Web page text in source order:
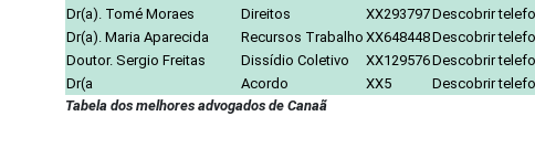
Dr(a). Tomé Moraes
Direitos XX293797Descobrir
Dr(a). Maria Aparecida
Recursos Trabalho XX648448Descobrir
Doutor. Sergio Freitas
Dissídio Coletivo XX129576Descobrir
Dr(a
Acordo XX5
Descobrir
Tabela dos melhores advogados de Canaã